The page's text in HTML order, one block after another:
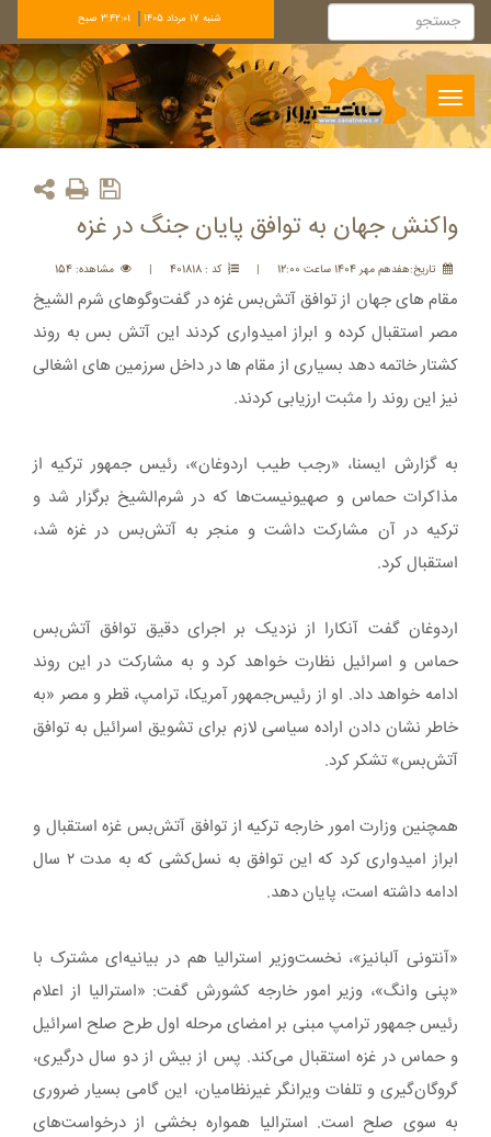
شنبه 17 مرداد 1405 3:42:01 صبح
Toggle
navigation
واکنش جهان به توافق پایان جنگ در غزه
تاريخ:هفدهم مهر 1404 ساعت 12:00 | کد : 401818 | مشاهده: 154
مقام های جهان از توافق آتش‌بس غزه در گفت‌وگوهای شرم الشیخ
مصر استقبال کرده و ابراز امیدواری کردند این آتش بس به روند
کشتار خاتمه دهد بسیاری از مقام ها در داخل سرزمین های اشغالی
نیز این روند را مثبت ارزیابی کردند.
به گزارش ایسنا، «رجب طیب اردوغان»، رئیس جمهور ترکیه از
مذاکرات حماس و صهیونیست‌ها که در شرم‌الشیخ برگزار شد و
ترکیه در آن مشارکت داشت و منجر به آتش‌بس در غزه شد،
استقبال کرد.
اردوغان گفت آنکارا از نزدیک بر اجرای دقیق توافق آتش‌بس
حماس و اسرائیل نظارت خواهد کرد و به مشارکت در این روند
ادامه خواهد داد. او از رئیس‌جمهور آمریکا، ترامپ، قطر و مصر «به
خاطر نشان دادن اراده سیاسی لازم برای تشویق اسرائیل به توافق
آتش‌بس» تشکر کرد.
همچنین وزارت امور خارجه ترکیه از توافق آتش‌بس غزه استقبال و
ابراز امیدواری کرد که این توافق به نسل‌کشی که به مدت ۲ سال
ادامه داشته است، پایان دهد.
«آنتونی آلبانیز»، نخست‌وزیر استرالیا هم در بیانیه‌ای مشترک با
«پنی وانگ»، وزیر امور خارجه کشورش گفت: «استرالیا از اعلام
رئیس جمهور ترامپ مبنی بر امضای مرحله اول طرح صلح اسرائیل
و حماس در غزه استقبال می‌کند. پس از بیش از دو سال درگیری،
گروگان‌گیری و تلفات ویرانگر غیرنظامیان، این گامی بسیار ضروری
به سوی صلح است. استرالیا همواره بخشی از درخواست‌های